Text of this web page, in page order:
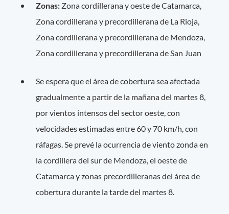
Zonas: Zona cordillerana y oeste de Catamarca,
Zona cordillerana y precordillerana de La Rioja,
Zona cordillerana y precordillerana de Mendoza,
Zona cordillerana y precordillerana de San Juan
Se espera que el área de cobertura sea afectada
gradualmente a partir de la mañana del martes 8,
por vientos intensos del sector oeste, con
velocidades estimadas entre 60 y 70 km/h, con
ráfagas. Se prevé la ocurrencia de viento zonda en
la cordillera del sur de Mendoza, el oeste de
Catamarca y zonas precordilleranas del área de
cobertura durante la tarde del martes 8.